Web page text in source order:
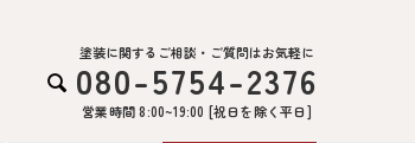

塗装に関するご相談・ご質問はお気軽に
080-5754-2376
営業時間 8:00~19:00 [祝日を除く平日]